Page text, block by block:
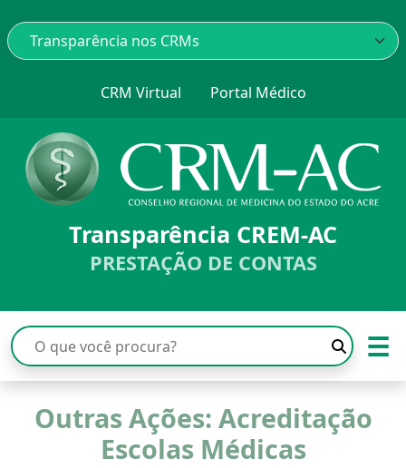
CRM Virtual Portal Médico
Transparência CREM-AC
PRESTAÇÃO DE CONTAS
☰
Outras Ações: Acreditação
Escolas Médicas